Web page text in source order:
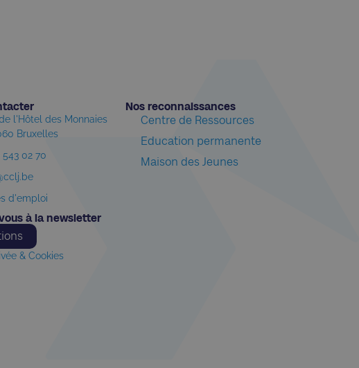
l'Hôtel des Monnaies
Bruxelles
543 02 70
d'emploi
Nos reconnaissances​
Centre de Ressources
Education permanente
Maison des Jeunes
à la newsletter​
& Cookies